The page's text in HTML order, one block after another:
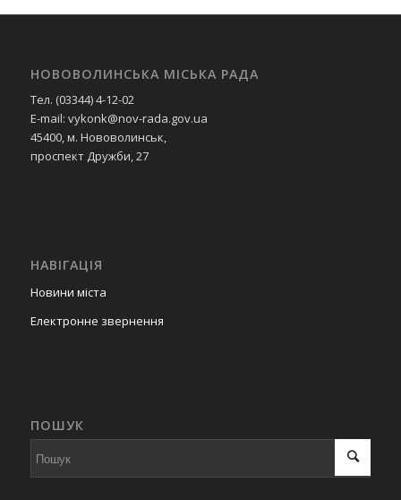
НОВОВОЛИНСЬКА МІСЬКА РАДА
Тел. (03344) 4-12-02
E-mail: vykonk@nov-rada.gov.ua
45400, м. Нововолинськ,
проспект Дружби, 27
НАВІГАЦІЯ
Новини міста
Електронне звернення
ПОШУК